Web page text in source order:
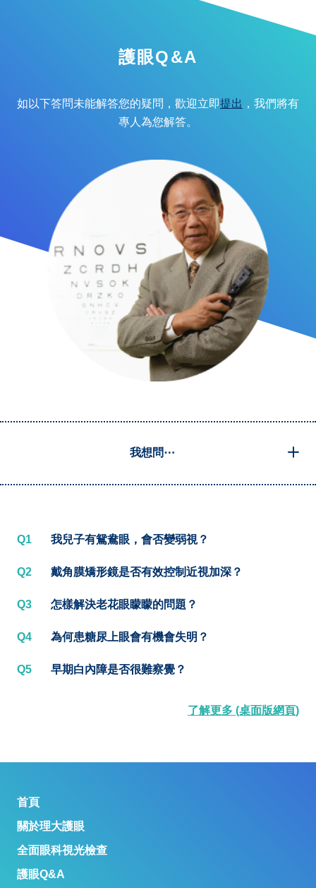
護眼Q&A
如以下答問未能解答您的疑問，歡迎立即提出 ，我們將有
專人為您解答。
我想問⋯
Q1 我兒子有鴛鴦眼，會否變弱視？
Q2 戴角膜矯形鏡是否有效控制近視加深？
Q3 怎樣解決老花眼矇矇的問題？
Q4 為何患糖尿上眼會有機會失明？
Q5 早期白內障是否很難察覺？
了解更多 (桌面版網頁)
首頁
關於理大護眼
全面眼科視光檢查
護眼Q&A